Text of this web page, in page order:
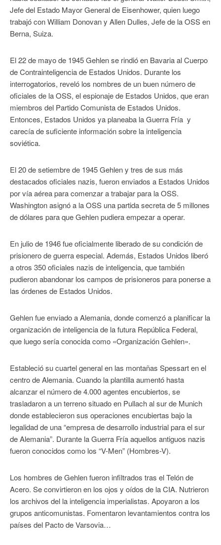
Jefe del Estado Mayor General de Eisenhower, quien luego
trabajó con William Donovan y Allen Dulles, Jefe de la OSS en
Berna, Suiza.
El 22 de mayo de 1945 Gehlen se rindió en Bavaria al Cuerpo
de Contrainteligencia de Estados Unidos. Durante los
interrogatorios, reveló los nombres de un buen número de
oficiales de la OSS, el espionaje de Estados Unidos, que eran
miembros del Partido Comunista de Estados Unidos.
Entonces, Estados Unidos ya planeaba la Guerra Fría y
carecía de suficiente información sobre la inteligencia
soviética.
El 20 de setiembre de 1945 Gehlen y tres de sus más
destacados oficiales nazis, fueron enviados a Estados Unidos
por vía aérea para comenzar a trabajar para la OSS.
Washington asignó a la OSS una partida secreta de 5 millones
de dólares para que Gehlen pudiera empezar a operar.
En julio de 1946 fue oficialmente liberado de su condición de
prisionero de guerra especial. Además, Estados Unidos liberó
a otros 350 oficiales nazis de inteligencia, que también
pudieron abandonar los campos de prisioneros para ponerse a
las órdenes de Estados Unidos.
Gehlen fue enviado a Alemania, donde comenzó a planificar la
organización de inteligencia de la futura República Federal,
que luego sería conocida como «Organización Gehlen».
Estableció su cuartel general en las montañas Spessart en el
centro de Alemania. Cuando la plantilla aumentó hasta
alcanzar el número de 4.000 agentes encubiertos, se
trasladaron a un terreno situado en Pullach al sur de Munich
donde establecieron sus operaciones encubiertas bajo la
legalidad de una “empresa de desarrollo industrial para el sur
de Alemania”. Durante la Guerra Fría aquellos antiguos nazis
fueron conocidos como los “V-Men” (Hombres-V).
Los hombres de Gehlen fueron infiltrados tras el Telón de
Acero. Se convirtieron en los ojos y oídos de la CIA. Nutrieron
los archivos del la inteligencia imperialistas. Apoyaron a los
grupos anticomunistas. Fomentaron levantamientos contra los
países del Pacto de Varsovia…